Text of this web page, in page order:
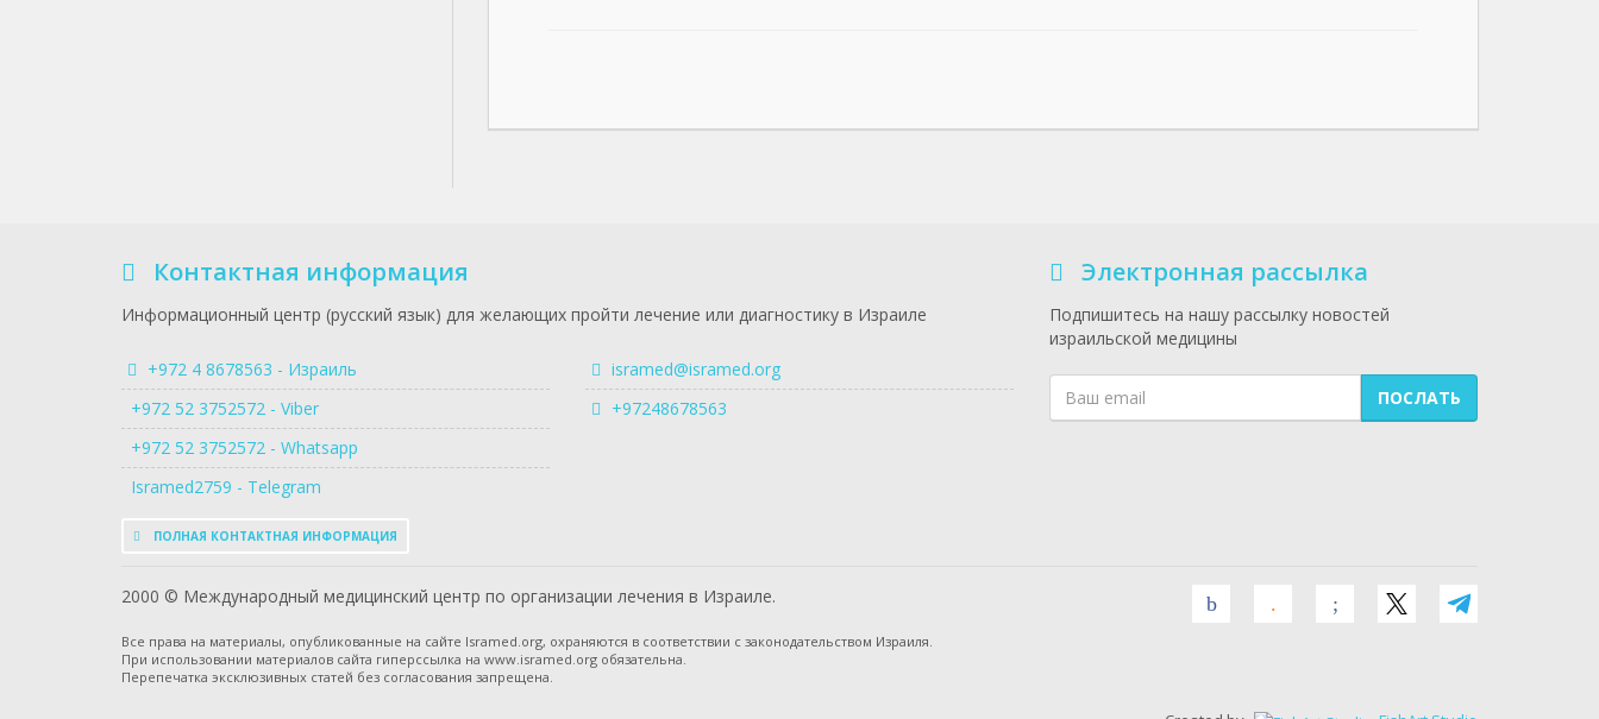
Контактная информация
Информационный центр (русский язык) для желающих пройти лечение или диагностику в Израиле
+972 4 8678563 - Израиль
+972 52 3752572 - Viber
+972 52 3752572 - Whatsapp
Isramed2759 - Telegram
isramed@isramed.org
+97248678563
ПОЛНАЯ КОНТАКТНАЯ ИНФОРМАЦИЯ
Электронная рассылка
Подпишитесь на нашу рассылку новостей
израильской медицины
ПОСЛАТЬ
2000 © Международный медицинский центр по организации лечения в Израиле.
Все права на материалы, опубликованные на сайте Isramed.org, охраняются в соответствии с законодательством Израиля.
При использовании материалов сайта гиперссылка на www.isramed.org обязательна.
Перепечатка эксклюзивных статей без согласования запрещена.